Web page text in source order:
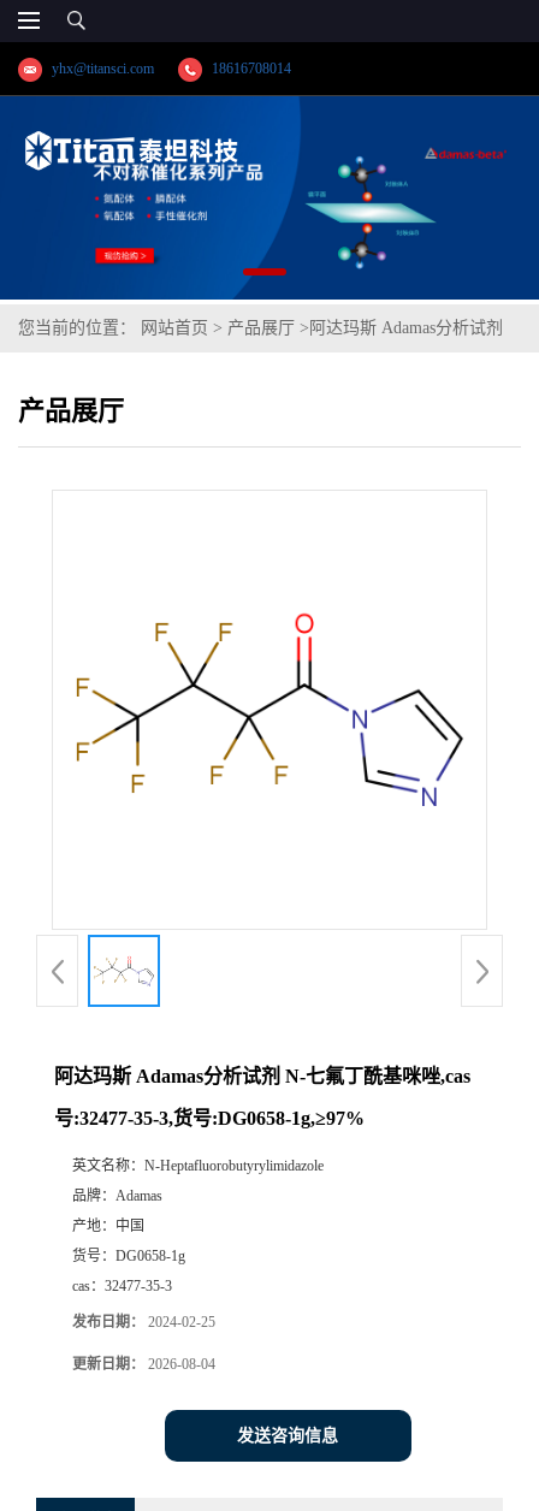
yhx@titansci.com 18616708014
您当前的位置： 网站首页 > 产品展厅 > 阿达玛斯 Adamas分析试剂
产品展厅
阿达玛斯 Adamas分析试剂 N-七氟丁酰基咪唑,cas
号:32477-35-3,货号:DG0658-1g,≥97%
英文名称： N-Heptafluorobutyrylimidazole
品牌： Adamas
产地： 中国
货号： DG0658-1g
cas： 32477-35-3
发布日期： 2024-02-25
更新日期： 2026-08-04
发送咨询信息